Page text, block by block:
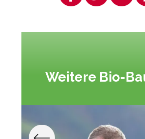
Weitere Bio-